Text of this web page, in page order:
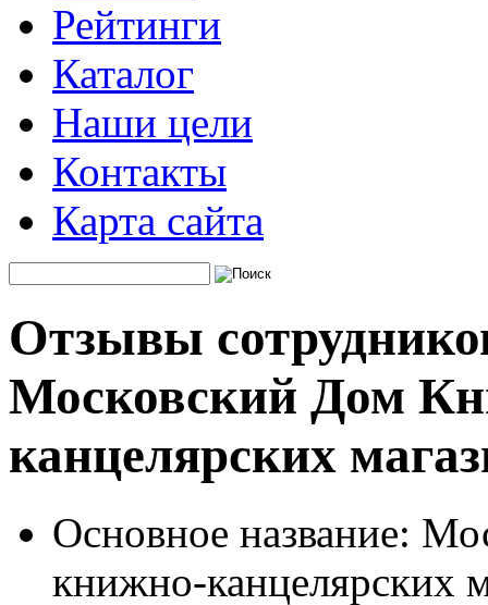
Рейтинги
Каталог
Наши цели
Контакты
Карта сайта
Отзывы
Московский Дом
канцелярских
Основное название:
книжно-канцелярских